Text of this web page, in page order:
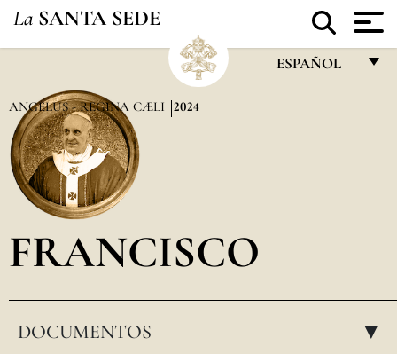
La SANTA SEDE
ESPAÑOL
POLSKI
ANGELUS - REGINA CÆLI 2024
FRANCISCO
DOCUMENTOS ▸